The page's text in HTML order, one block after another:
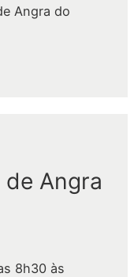
Angra do
Angra
8h30 às